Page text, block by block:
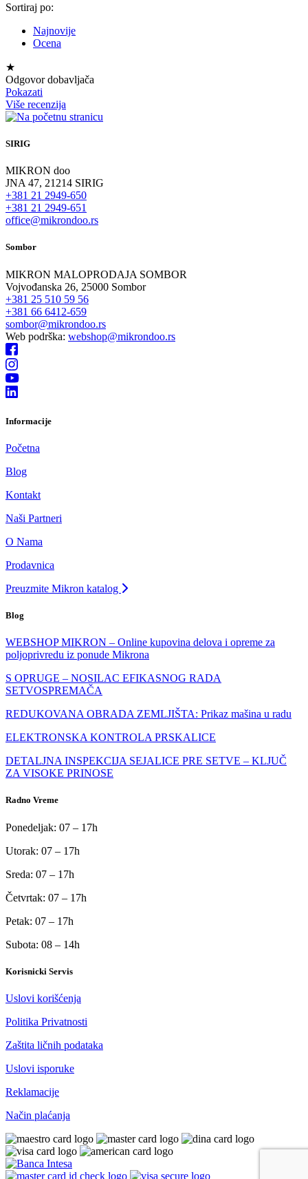
Sortiraj po:
Najnovije
Ocena
★
Odgovor dobavljača
Pokazati
Više recenzija
SIRIG
MIKRON doo
JNA 47, 21214 SIRIG
+381 21 2949-650
+381 21 2949-651
office@mikrondoo.rs
Sombor
MIKRON MALOPRODAJA SOMBOR
Vojvođanska 26, 25000 Sombor
+381 25 510 59 56
+381 66 6412-659
sombor@mikrondoo.rs
Web podrška: webshop@mikrondoo.rs
Informacije
Početna
Blog
Kontakt
Naši Partneri
O Nama
Prodavnica
Preuzmite Mikron katalog
Blog
WEBSHOP MIKRON – Online kupovina delova i opreme za
poljoprivredu iz ponude Mikrona
S OPRUGE – NOSILAC EFIKASNOG RADA
SETVOSPREMAČA
REDUKOVANA OBRADA ZEMLJIŠTA: Prikaz mašina u radu
ELEKTRONSKA KONTROLA PRSKALICE
DETALJNA INSPEKCIJA SEJALICE PRE SETVE – KLJUČ
ZA VISOKE PRINOSE
Radno Vreme
Ponedeljak: 07 – 17h
Utorak: 07 – 17h
Sreda: 07 – 17h
Četvrtak: 07 – 17h
Petak: 07 – 17h
Subota: 08 – 14h
Korisnicki Servis
Uslovi korišćenja
Politika Privatnosti
Zaštita ličnih podataka
Uslovi isporuke
Reklamacije
Način plaćanja